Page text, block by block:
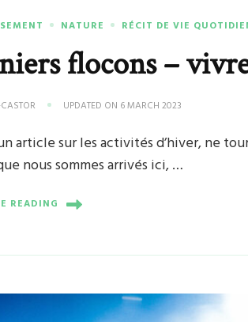
NATURE RÉCIT DE VIE
flocons –
UPDATED ON 6 MARCH 2023
article sur les activités d’hiver, ne
nous sommes arrivés ici, …
READING